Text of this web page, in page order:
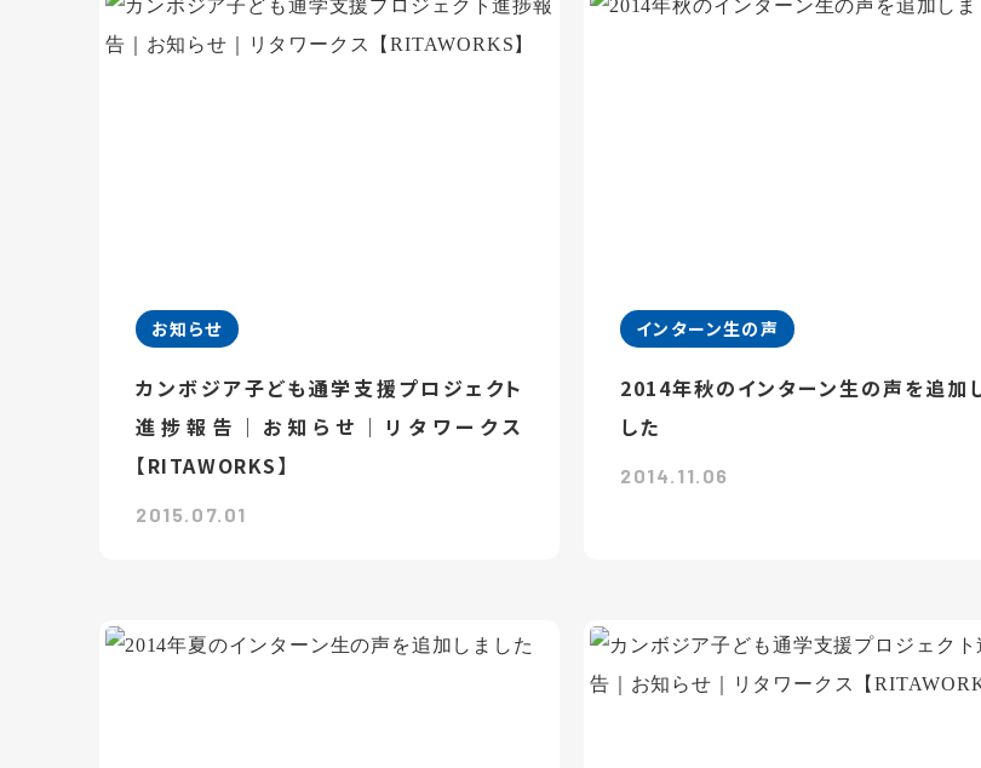
お知らせ
カンボジア子ども通学支援プロジェクト
進捗報告｜お知らせ｜リタワークス
【RITAWORKS】
2015.07.01
インターン生の声
2014年秋のインターン生の声を追加
した
2014.11.06